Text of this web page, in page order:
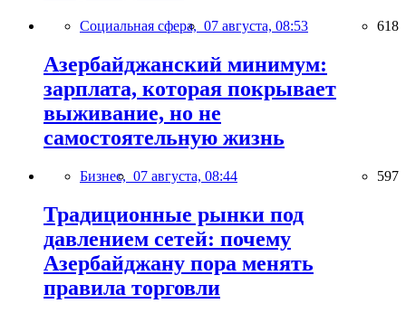
Социальная сфера, 07 августа, 08:53 618
Азербайджанский минимум:
зарплата, которая покрывает
выживание, но не
самостоятельную жизнь
Бизнес, 07 августа, 08:44 597
Традиционные рынки под
давлением сетей: почему
Азербайджану пора менять
правила торговли